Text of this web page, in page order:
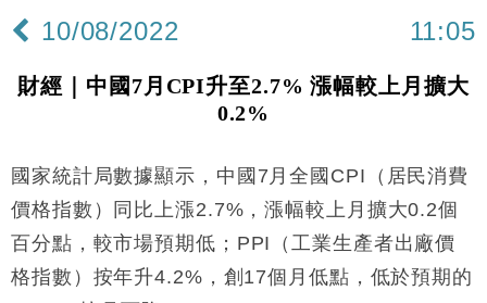
18:15
本地｜新世界K11 9月升級會員制度 增鉑金卡級別鎖
17:40
財經｜本港6月零售額連升14個月 珠寶鐘錶銷售升勢
50%
15:59
財經｜SA售股自救後再出手 斥4億美元押注未上市公
市場落地
10/08/2022 11:05
財經｜中國7月CPI升至2.7% 漲幅較上月擴大
0.2%
國家統計局數據顯示，中國7月全國CPI（居民消費
價格指數）同比上漲2.7%，漲幅較上月擴大0.2個
百分點，較市場預期低；PPI（工業生產者出廠價
格指數）按年升4.2%，創17個月低點，低於預期的